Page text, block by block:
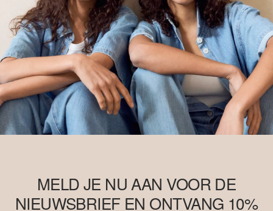
MELD JE NU AAN VOOR DE
NIEUWSBRIEF EN ONTVANG 10%